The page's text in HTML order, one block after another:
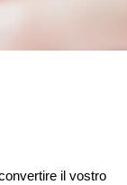
il vostro